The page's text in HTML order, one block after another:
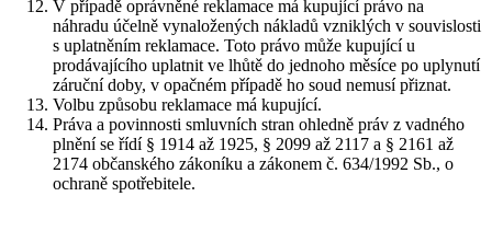
V případě oprávněné reklamace má kupující právo na
náhradu účelně vynaložených nákladů vzniklých v souvislosti
s uplatněním reklamace. Toto právo může kupující u
prodávajícího uplatnit ve lhůtě do jednoho měsíce po uplynutí
záruční doby, v opačném případě ho soud nemusí přiznat.
Volbu způsobu reklamace má kupující.
Práva a povinnosti smluvních stran ohledně práv z vadného
plnění se řídí § 1914 až 1925, § 2099 až 2117 a § 2161 až
2174 občanského zákoníku a zákonem č. 634/1992 Sb., o
ochraně spotřebitele.